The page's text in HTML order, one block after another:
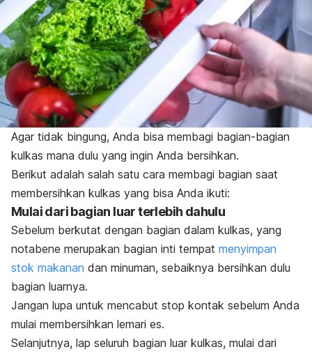
Agar tidak bingung, Anda bisa membagi bagian-bagian
kulkas mana dulu yang ingin Anda bersihkan.
Berikut adalah salah satu cara membagi bagian saat
membersihkan kulkas yang bisa Anda ikuti:
Mulai dari bagian luar terlebih dahulu
Sebelum berkutat dengan bagian dalam kulkas, yang
notabene merupakan bagian inti tempat menyimpan
stok makanan dan minuman, sebaiknya bersihkan dulu
bagian luarnya.
Jangan lupa untuk mencabut stop kontak sebelum Anda
mulai membersihkan lemari es.
Selanjutnya, lap seluruh bagian luar kulkas, mulai dari